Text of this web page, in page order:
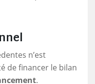
n’est
de financer le bilan
.